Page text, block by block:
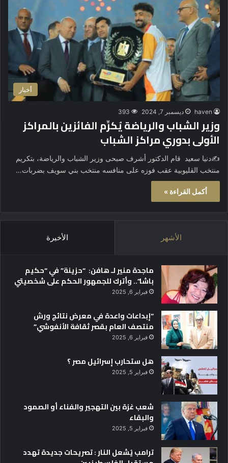
أخبار
haven ديسمبر 7, 2024 393
وزير الشباب والرياضة يُكرِّم الفائزين بالمراكز
الأولى بدوري مراكز الشباب
✍️دنيا سعيد قام الدكتور أشرف صبحى وزير الشباب والرياضة، بتكريم
منتخب القليوبية عقب فوزه على منافسه منتخب بني سويف بضربات…
أكمل القراءة »
الأشهر الأخيرة
ماجدة منير لـ هافن: “حزينة” في “حكيم
باشا”.. وأترك للجمهور الحكم على شخصيتي
فبراير 6, 2025
“إبداعات واعدة في معرض نتائج ورش
منتصف العام بقصر ثقافة الأنفوشي”
فبراير 6, 2025
هل ستحارب إسرائيل مصر ؟
فبراير 5, 2025
شعب غزة بين التهجير والفناء أو الصمود
والبقاء
فبراير 5, 2025
ترامب يُشعل النار : تصريحات جديدة تهدد